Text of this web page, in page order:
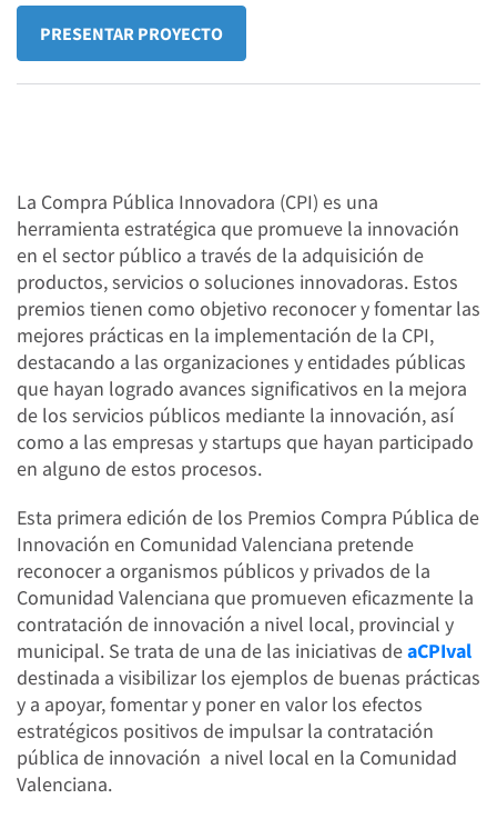
PRESENTAR PROYECTO
La Compra Pública Innovadora (CPI) es una
herramienta estratégica que promueve la innovación
en el sector público a través de la adquisición de
productos, servicios o soluciones innovadoras. Estos
premios tienen como objetivo reconocer y fomentar las
mejores prácticas en la implementación de la CPI,
destacando a las organizaciones y entidades públicas
que hayan logrado avances significativos en la mejora
de los servicios públicos mediante la innovación, así
como a las empresas y startups que hayan participado
en alguno de estos procesos.
Esta primera edición de los Premios Compra Pública de
Innovación en Comunidad Valenciana pretende
reconocer a organismos públicos y privados de la
Comunidad Valenciana que promueven eficazmente la
contratación de innovación a nivel local, provincial y
municipal. Se trata de una de las iniciativas deaCPIval
destinada a visibilizar los ejemplos de buenas prácticas
y a apoyar, fomentar y poner en valor los efectos
estratégicos positivos de impulsar la contratación
pública de innovación a nivel local en la Comunidad
Valenciana.